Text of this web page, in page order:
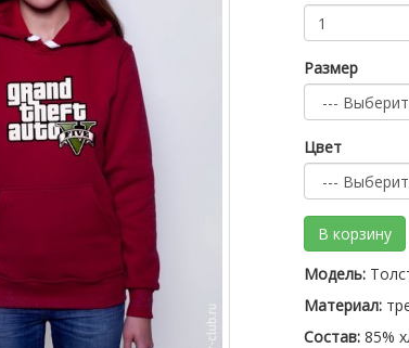
Размер
Цвет
В корзину
Модель:
Материал:
Состав:85%